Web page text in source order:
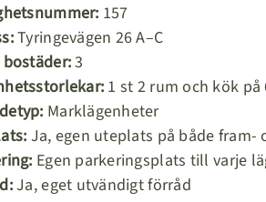
157
Tyringevägen 26 A–C
3
1 st 2 rum och kök på
Marklägenheter
Ja, egen uteplats på både fram-
Egen parkeringsplats till varje
Ja, eget utvändigt förråd